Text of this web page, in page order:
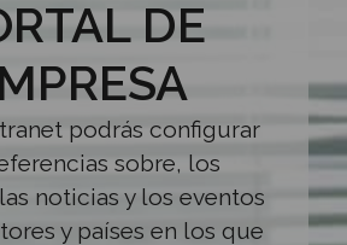
DE
podrás configurar
sobre, los
noticias y los eventos
y países en los que